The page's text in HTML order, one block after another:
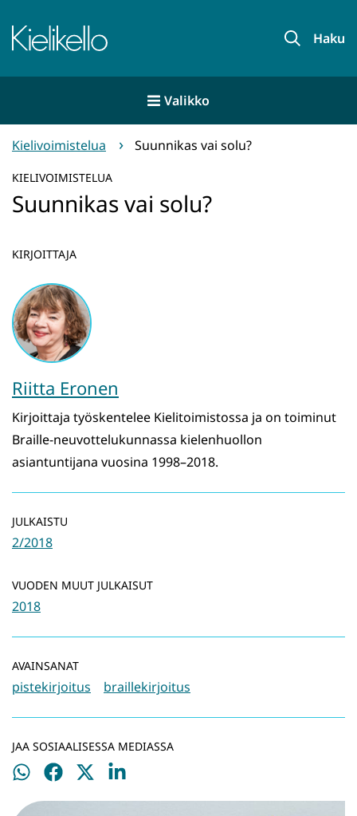
sisältöön
Etusivu Haku
Valikko
Kielivoimistelua Suunnikas vai solu?
KIELIVOIMISTELUA
Suunnikas vai solu?
KIRJOITTAJA
Riitta Eronen
Kirjoittaja työskentelee Kielitoimistossa ja on toiminut
Braille-neuvottelukunnassa kielenhuollon
asiantuntijana vuosina 1998–2018.
JULKAISTU
2/2018
VUODEN MUUT JULKAISUT
2018
AVAINSANAT
pistekirjoitus braillekirjoitus
JAA SOSIAALISESSA MEDIASSA
Jaa
Jaa
Jaa
Jaa